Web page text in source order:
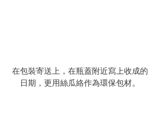
在包裝寄送上，在瓶蓋附近寫上收成的
日期，更用絲瓜絡作為環保包材。